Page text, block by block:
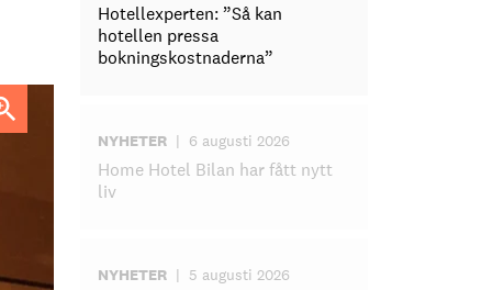
Hotellexperten: ”Så kan
hotellen pressa
bokningskostnaderna”
NYHETER | 6 augusti 2026
Home Hotel Bilan har fått nytt
liv
NYHETER | 5 augusti 2026